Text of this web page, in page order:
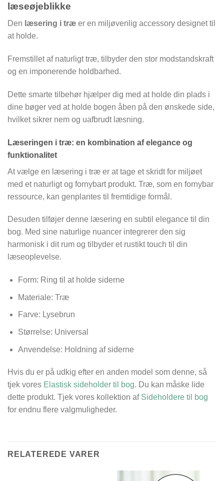
læseøjeblikke
Den læsering i træ er en miljøvenlig accessory designet til
at holde.
Fremstillet af naturligt træ, tilbyder den stor modstandskraft
og en imponerende holdbarhed.
Dette smarte tilbehør hjælper dig med at holde din plads i
dine bøger ved at holde bogen åben på den ønskede side,
hvilket sikrer nem og uafbrudt læsning.
Læseringen i træ: en kombination af elegance og
funktionalitet
At vælge en læsering i træ er at tage et skridt for miljøet
med et naturligt og fornybart produkt. Træ, som en fornybar
ressource, kan genplantes til fremtidige formål.
Desuden tilføjer denne læsering en subtil elegance til din
bog. Med sine naturlige nuancer integrerer den sig
harmonisk i dit rum og tilbyder et rustikt touch til din
læseoplevelse.
Form: Ring til at holde siderne
Materiale: Træ
Farve: Lysebrun
Størrelse: Universal
Anvendelse: Holdning af siderne
Hvis du er på udkig efter en anden model som denne, så
tjek vores Elastisk sideholder til bog. Du kan måske lide
dette produkt. Tjek vores kollektion af Sideholdere til bog
for endnu flere valgmuligheder.
RELATEREDE VARER